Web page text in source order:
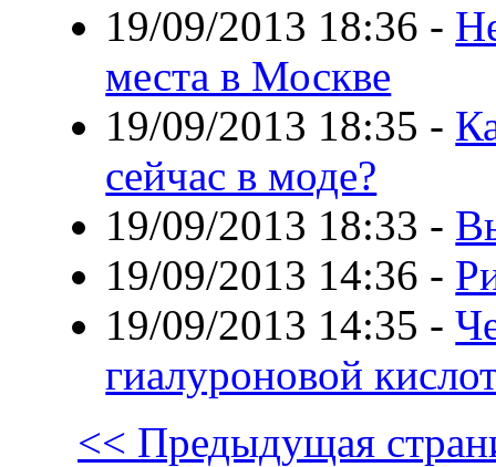
19/09/2013 18:36 -
места в Москве
19/09/2013 18:35 -
сейчас в моде?
19/09/2013 18:33 -
19/09/2013 14:36 -
19/09/2013 14:35 -
гиалуроновой
<< Предыдущая